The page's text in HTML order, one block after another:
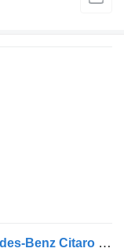
149 593-00 piloto trasero para Mercedes-Benz Citaro autobús